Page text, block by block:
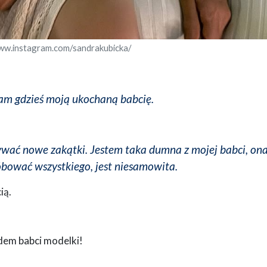
sandrakubicka/
gdzieś moją ukochaną babcię.
nowe zakątki. Jestem taka dumna z mojej babci,
wszystkiego, jest niesamowita.
babci modelki!